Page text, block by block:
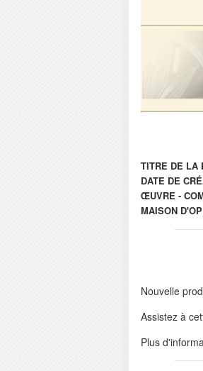
TITRE DE LA
DATE DE
ŒUVRE -
MAISON
Nouvelle
Assistez à
Plus